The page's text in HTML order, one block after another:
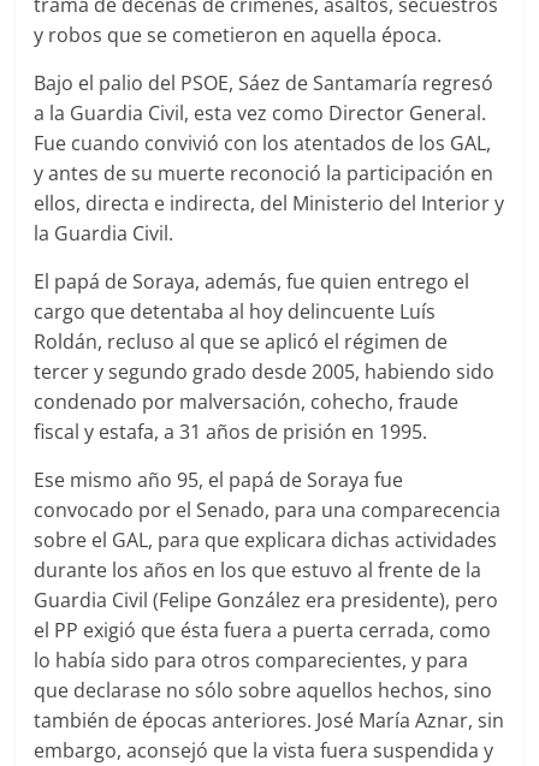
y robos que se cometieron en aquella época.
Bajo el palio del PSOE, Sáez de Santamaría regresó
a la Guardia Civil, esta vez como Director General.
Fue cuando convivió con los atentados de los GAL,
y antes de su muerte reconoció la participación en
ellos, directa e indirecta, del Ministerio del Interior y
la Guardia Civil.
El papá de Soraya, además, fue quien entrego el
cargo que detentaba al hoy delincuente Luís
Roldán, recluso al que se aplicó el régimen de
tercer y segundo grado desde 2005, habiendo sido
condenado por malversación, cohecho, fraude
fiscal y estafa, a 31 años de prisión en 1995.
Ese mismo año 95, el papá de Soraya fue
convocado por el Senado, para una comparecencia
sobre el GAL, para que explicara dichas actividades
durante los años en los que estuvo al frente de la
Guardia Civil (Felipe González era presidente), pero
el PP exigió que ésta fuera a puerta cerrada, como
lo había sido para otros comparecientes, y para
que declarase no sólo sobre aquellos hechos, sino
también de épocas anteriores. José María Aznar, sin
embargo, aconsejó que la vista fuera suspendida y